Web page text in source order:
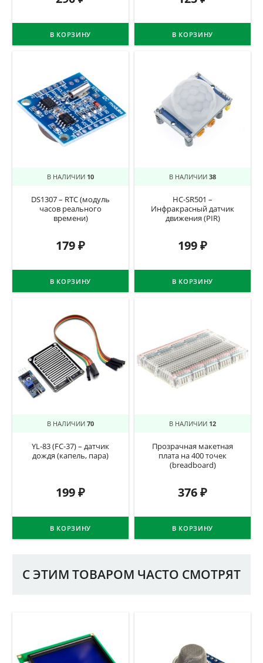
В КОРЗИНУ В КОРЗИНУ
В НАЛИЧИИ 10
DS1307 – RTC (модуль
часов реального
времени)
179₽
В КОРЗИНУ
В НАЛИЧИИ 38
HC-SR501 –
Инфракрасный датчик
движения (PIR)
199₽
В КОРЗИНУ
В НАЛИЧИИ 70
YL-83 (FC-37) – датчик
дождя (капель, пара)
199₽
В КОРЗИНУ
В НАЛИЧИИ 12
Прозрачная макетная
плата на 400 точек
(breadboard)
376₽
В КОРЗИНУ
С ЭТИМ ТОВАРОМ ЧАСТО СМОТРЯТ